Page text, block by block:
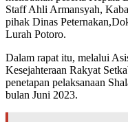
Staff Ahli Armansyah,
pihak Dinas
Lurah Potoro.
Dalam rapat itu, melalui
Kesejahteraan Rakyat
penetapan pelaksanaan
bulan Juni 2023.